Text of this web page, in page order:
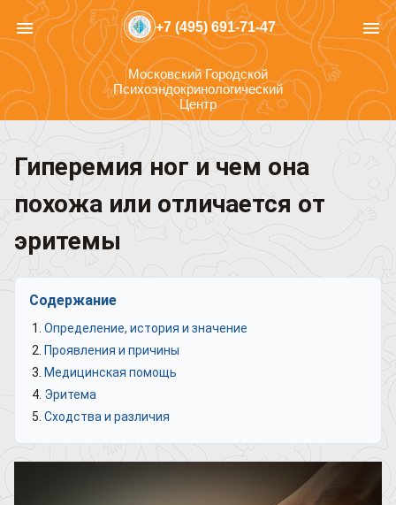
menu +7 (495) 691-71-47 menu
Московский Городской
Психоэндокринологический
Центр
Гиперемия ног и чем она
похожа или отличается от
эритемы
Содержание
Определение, история и значение
Проявления и причины
Медицинская помощь
Эритема
Сходства и различия